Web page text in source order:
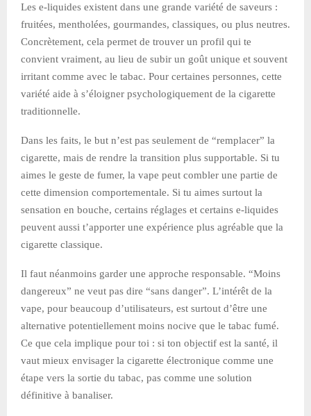
Les e-liquides existent dans une grande variété de saveurs :
fruitées, mentholées, gourmandes, classiques, ou plus neutres.
Concrètement, cela permet de trouver un profil qui te
convient vraiment, au lieu de subir un goût unique et souvent
irritant comme avec le tabac. Pour certaines personnes, cette
variété aide à s’éloigner psychologiquement de la cigarette
traditionnelle.
Dans les faits, le but n’est pas seulement de “remplacer” la
cigarette, mais de rendre la transition plus supportable. Si tu
aimes le geste de fumer, la vape peut combler une partie de
cette dimension comportementale. Si tu aimes surtout la
sensation en bouche, certains réglages et certains e-liquides
peuvent aussi t’apporter une expérience plus agréable que la
cigarette classique.
Il faut néanmoins garder une approche responsable. “Moins
dangereux” ne veut pas dire “sans danger”. L’intérêt de la
vape, pour beaucoup d’utilisateurs, est surtout d’être une
alternative potentiellement moins nocive que le tabac fumé.
Ce que cela implique pour toi : si ton objectif est la santé, il
vaut mieux envisager la cigarette électronique comme une
étape vers la sortie du tabac, pas comme une solution
définitive à banaliser.